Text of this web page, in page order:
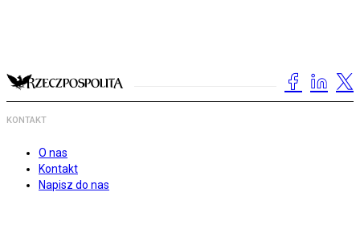
KONTAKT
O nas
Kontakt
Napisz do nas